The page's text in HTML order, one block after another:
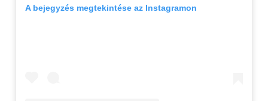
A bejegyzés megtekintése az Instagramon